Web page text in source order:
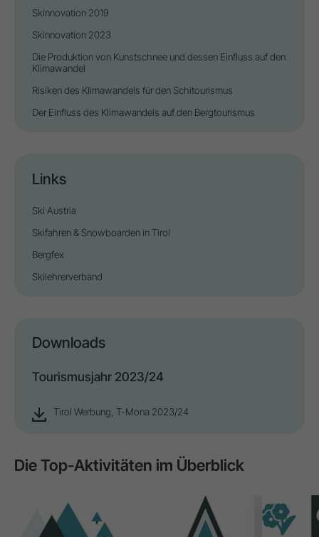
Skinnovation 2019
Skinnovation 2023
Die Produktion von Kunstschnee und dessen Einfluss auf den
Klimawandel
Risiken des Klimawandels für den Schitourismus
Der Einfluss des Klimawandels auf den Bergtourismus
Links
Ski Austria
Skifahren & Snowboarden in Tirol
Bergfex
Skilehrerverband
Downloads
Tourismusjahr 2023/24
Tirol Werbung, T-Mona 2023/24
Die Top-Aktivitäten im Überblick